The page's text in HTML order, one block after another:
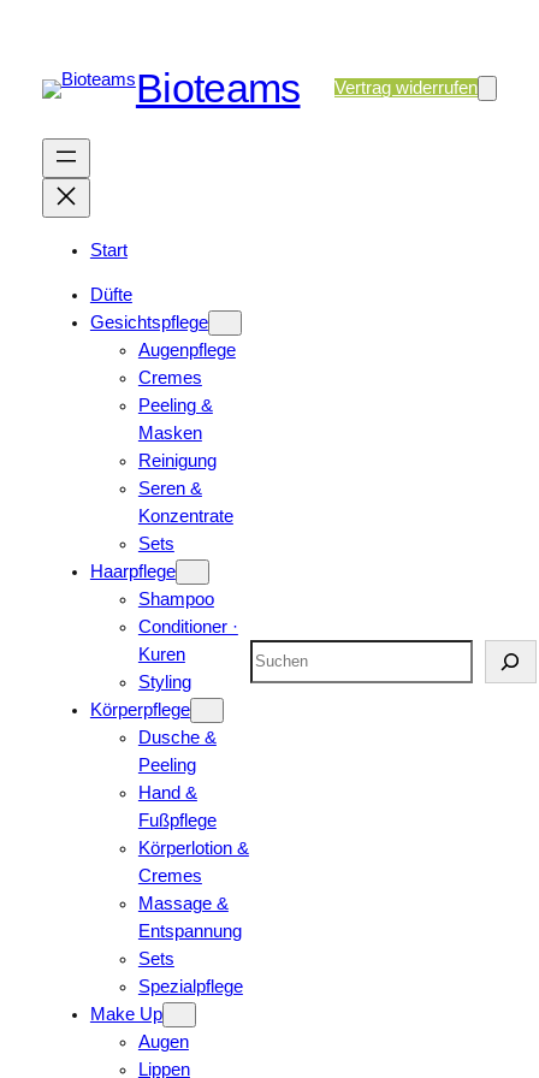
Bioteams Vertrag widerrufen
Start
Düfte
Gesichtspflege
Augenpflege
Cremes
Peeling &
Masken
Reinigung
Seren &
Konzentrate
Sets
Haarpflege
Shampoo
Conditioner ·
Kuren
Styling
Körperpflege
Dusche &
Peeling
Hand &
Fußpflege
Körperlotion &
Cremes
Massage &
Entspannung
Sets
Spezialpflege
Make Up
Augen
Lippen
Suchen